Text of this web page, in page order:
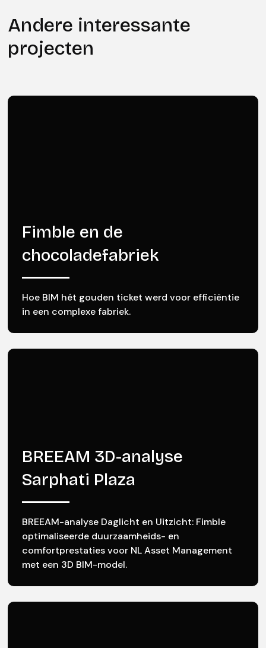
Andere interessante
projecten
Fimble en de
chocoladefabriek
Hoe BIM hét gouden ticket werd voor efficiëntie
in een complexe fabriek.
BREEAM 3D-analyse
Sarphati Plaza
BREEAM-analyse Daglicht en Uitzicht: Fimble
optimaliseerde duurzaamheids- en
comfortprestaties voor NL Asset Management
met een 3D BIM-model.